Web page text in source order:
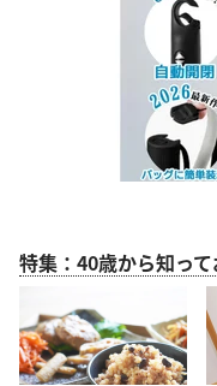
特集：40歳から知って